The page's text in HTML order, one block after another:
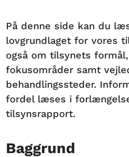
På denne side kan du
lovgrundlaget for vores
også om tilsynets
fokusområder samt
behandlingssteder.
fordel læses i
tilsynsrapport.
Baggrund